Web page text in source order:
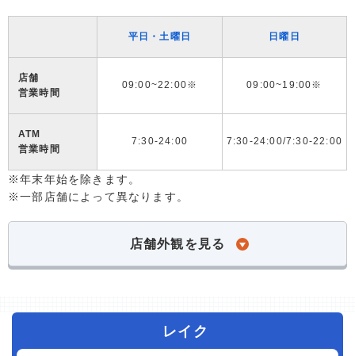
平日・土曜日 日曜日
店舗
営業時間
09:00~22:00※ 09:00~19:00※
ATM
営業時間
7:30-24:00 7:30-24:00/7:30-22:00
※年末年始を除きます。
※一部店舗によって異なります。
店舗外観を見る
レイク